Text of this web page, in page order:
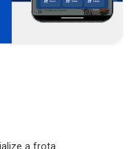
a frota.